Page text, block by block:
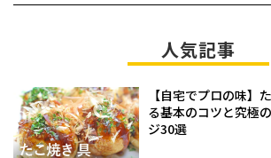
人気記事
【自宅でプロの味】
る基本のコツと究極
ジ30選